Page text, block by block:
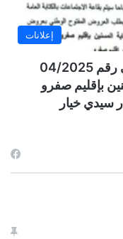
إعلانات
إعلان عن طلب عروض مفتوح وطني رقم 04/2025
بإقليم صفرو
سيدي خيار